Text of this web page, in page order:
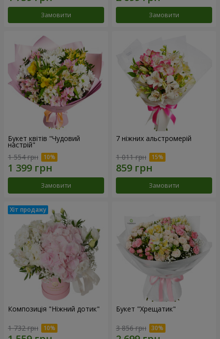
Замовити Замовити
Букет квітів "Чудовий
настрій"
1 554 грн
Замовити
7 ніжних альстромерій
1 011 грн
Замовити
Композиція "Ніжний дотик"
1 732 грн
Букет "Хрещатик"
3 856 грн